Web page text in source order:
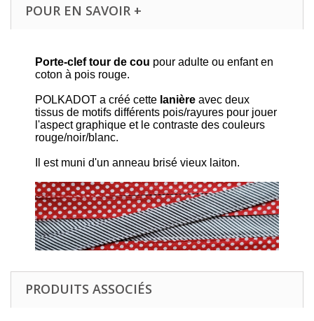
POUR EN SAVOIR +
Porte-clef tour de cou pour adulte ou enfant en
coton à pois rouge.
POLKADOT a créé cette lanière avec deux
tissus de motifs différents pois/rayures pour jouer
l'aspect graphique et le contraste des couleurs
rouge/noir/blanc.
Il est muni d'un anneau brisé vieux laiton.
PRODUITS ASSOCIÉS